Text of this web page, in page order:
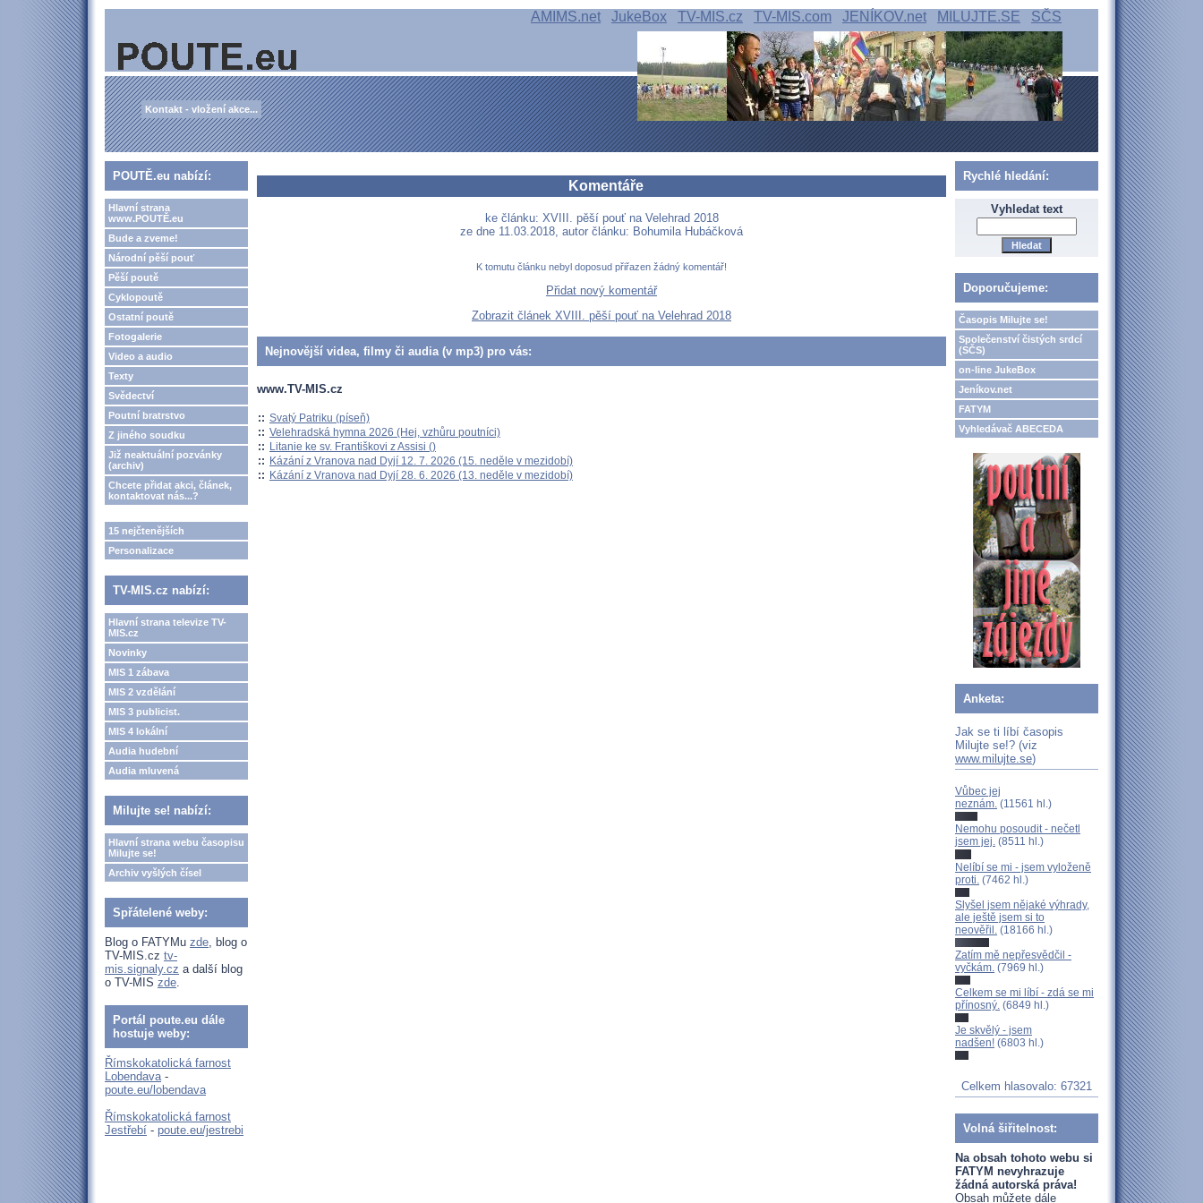
AMIMS.net JukeBox TV-MIS.cz TV-MIS.com JENÍKOV.net MILUJTE.SE SČS
Kontakt - vložení akce...
POUTĚ.eu nabízí:
Hlavní strana
www.POUTĚ.eu
Bude a zveme!
Národní pěší pouť
Pěší poutě
Cyklopoutě
Ostatní poutě
Fotogalerie
Video a audio
Texty
Svědectví
Poutní bratrstvo
Z jiného soudku
Již neaktuální pozvánky
(archiv)
Chcete přidat akci, článek,
kontaktovat nás...?
15 nejčtenějších
Personalizace
TV-MIS.cz nabízí:
Hlavní strana televize TV-
MIS.cz
Novinky
MIS 1 zábava
MIS 2 vzdělání
MIS 3 publicist.
MIS 4 lokální
Audia hudební
Audia mluvená
Milujte se! nabízí:
Hlavní strana webu časopisu
Milujte se!
Archiv vyšlých čísel
Spřátelené weby:
Blog o FATYMu zde, blog o
TV-MIS.cz tv-
mis.signaly.cz a další blog
o TV-MIS zde.
Portál poute.eu dále
hostuje weby:
Římskokatolická farnost
Lobendava-
poute.eu/lobendava
Římskokatolická farnost
Jestřebí - poute.eu/jestrebi
Komentáře
ke článku: XVIII. pěší pouť na Velehrad 2018
ze dne 11.03.2018, autor článku: Bohumila Hubáčková
K tomutu článku nebyl doposud přiřazen žádný komentář!
Přidat nový komentář
Zobrazit článek XVIII. pěší pouť na Velehrad 2018
Nejnovější videa, filmy či audia (v mp3) pro vás:
www.TV-MIS.cz
:: Svatý Patriku (píseň)
:: Velehradská hymna 2026 (Hej, vzhůru poutníci)
:: Litanie ke sv. Františkovi z Assisi ()
:: Kázání z Vranova nad Dyjí 12. 7. 2026 (15. neděle v mezidobí)
:: Kázání z Vranova nad Dyjí 28. 6. 2026 (13. neděle v mezidobí)
Rychlé hledání:
Vyhledat text
Doporučujeme:
Časopis Milujte se!
Společenství čistých srdcí
(SČS)
on-line JukeBox
Jeníkov.net
FATYM
Vyhledávač ABECEDA
Anketa:
Jak se ti líbí časopis
Milujte se!? (viz
www.milujte.se)
Vůbec jej
neznám. (11561 hl.)
Nemohu posoudit - nečetl
jsem jej. (8511 hl.)
Nelíbí se mi - jsem vyloženě
proti. (7462 hl.)
Slyšel jsem nějaké výhrady,
ale ještě jsem si to
neověřil. (18166 hl.)
Zatím mě nepřesvědčil -
vyčkám. (7969 hl.)
Celkem se mi líbí - zdá se mi
přínosný. (6849 hl.)
Je skvělý - jsem
nadšen! (6803 hl.)
Celkem hlasovalo: 67321
Volná šiřitelnost:
Na obsah tohoto webu si
FATYM nevyhrazuje
žádná autorská práva!
Obsah můžete dále